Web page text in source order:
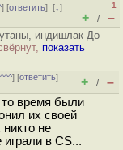
] [ответить][↓]
–1
+ / –
индишлак До
показать
^^^] [ответить]
+ / –
время были
их своей
не
играли в CS...